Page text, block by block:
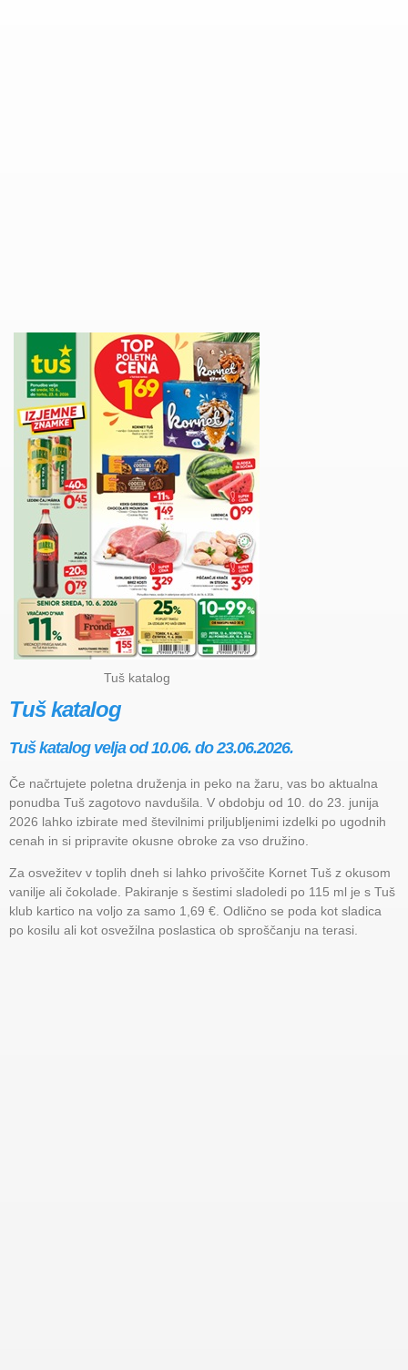
Tuš katalog
Tuš katalog
Tuš katalog velja od 10.06. do 23.06.2026.
Če načrtujete poletna druženja in peko na žaru, vas bo aktualna
ponudba Tuš zagotovo navdušila. V obdobju od 10. do 23. junija
2026 lahko izbirate med številnimi priljubljenimi izdelki po ugodnih
cenah in si pripravite okusne obroke za vso družino.
Za osvežitev v toplih dneh si lahko privoščite Kornet Tuš z okusom
vanilje ali čokolade. Pakiranje s šestimi sladoledi po 115 ml je s Tuš
klub kartico na voljo za samo 1,69 €. Odlično se poda kot sladica
po kosilu ali kot osvežilna poslastica ob sproščanju na terasi.